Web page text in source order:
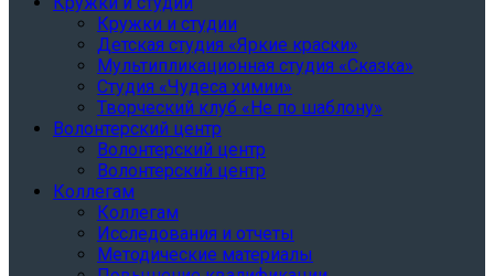
Кружки и студии
Детская студия «Яркие краски»
Мультипликационная студия «Сказка»
Студия «Чудеса химии»
Творческий клуб «Не по шаблону»
Волонтерский центр
Волонтерский центр
Волонтерский центр
Коллегам
Коллегам
Исследования и отчеты
Методические материалы